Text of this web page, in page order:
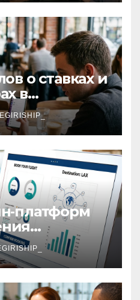
о ставках и
в